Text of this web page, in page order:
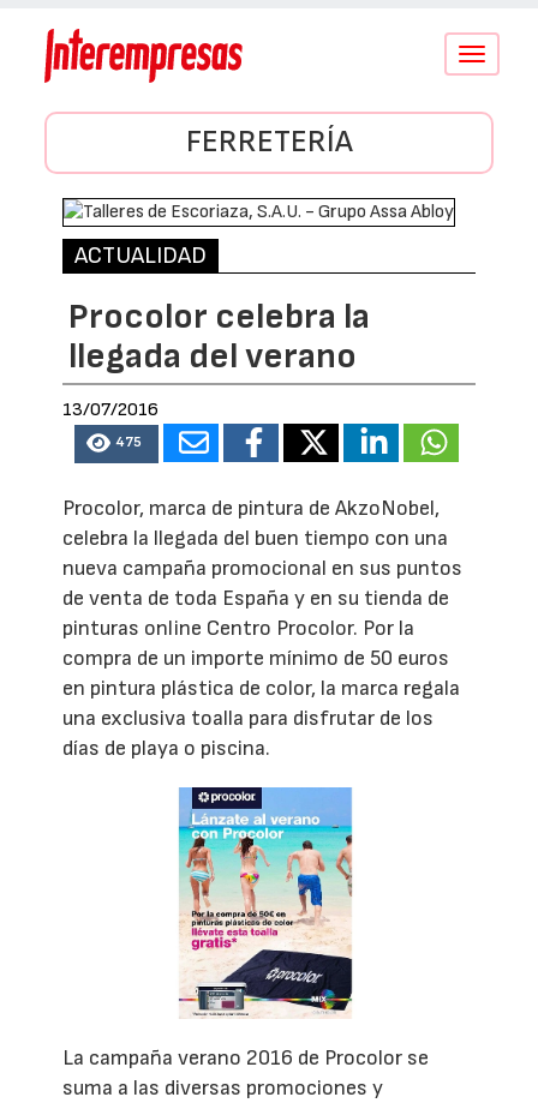
Conmutar
FERRETERÍA
ACTUALIDAD
Procolor celebra la
llegada del verano
13/07/2016
475
Procolor, marca de pintura de AkzoNobel,
celebra la llegada del buen tiempo con una
nueva campaña promocional en sus puntos
de venta de toda España y en su tienda de
pinturas online Centro Procolor. Por la
compra de un importe mínimo de 50 euros
en pintura plástica de color, la marca regala
una exclusiva toalla para disfrutar de los
días de playa o piscina.
La campaña verano 2016 de Procolor se
suma a las diversas promociones y